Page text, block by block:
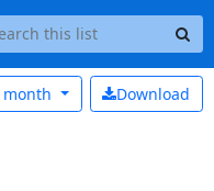
Download
month